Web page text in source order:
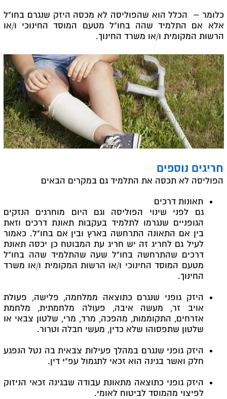
כלומר –
הכלל הוא שהפוליסה לא מכסה היזק שנגרם בחו"ל
אלא אם התלמיד שהה בחו"ל מטעם המוסד החינוכי ו/או
הרשות המקומית ו/או משרד החינוך.
חריגים נוספים
הפוליסה לא תכסה את התלמיד גם במקרים הבאים
תאונות דרכים
גם לפני שינוי הפוליסה וגם היום מוחרגים הנזקים
הגופניים שנגרמו לתלמיד בעקבות תאונת דרכים וזאת
בין אם התאונה התרחשה בארץ ובין אם בחו"ל. כאמור
לעיל גם לחריג זה יש חריג עת המבוטח כן יכסה תאונת
דרכים שהתרחשה בחו"ל שעה שהתלמיד שהה בחו"ל
מטעם המוסד החינוכי ו/או הרשות המקומית ו/או משרד
החינוך.
היזק גופני שנגרם כתוצאה ממלחמה, פלישה, פעולת
אויב זר, מעשה איבה, פעולה מלחמתית, מלחמת
אזרחים, התקוממות, מהפכה, מרד, מרי, שלטון צבאי או
שלטון שתפסוהו שלא כדין, מעשי חבלה וטרור.
היזק גופני שנגרם במהלך פעילות צבאית בה נטל הנפגע
חלק ואשר בגינה הוא זכאי לתגמול עפ"י דין.
היזק גופני כתוצאה מתאונת עבודה שבגינה זכאי הניזוק
לפיצוי מהמוסד לביטוח לאומי.